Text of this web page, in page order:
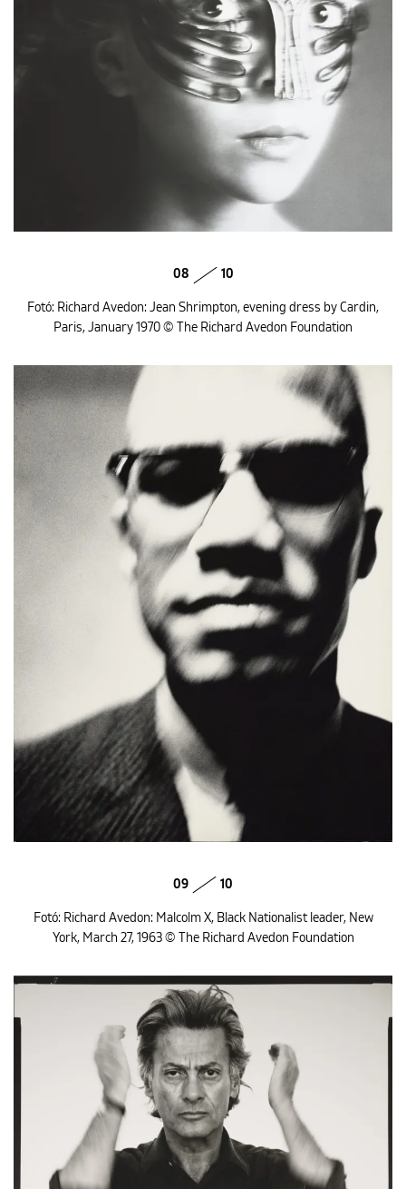
08 10
Fotó: Richard Avedon: Jean Shrimpton, evening dress by Cardin,
Paris, January 1970 © The Richard Avedon Foundation
09 10
Fotó: Richard Avedon: Malcolm X, Black Nationalist leader, New
York, March 27, 1963 © The Richard Avedon Foundation